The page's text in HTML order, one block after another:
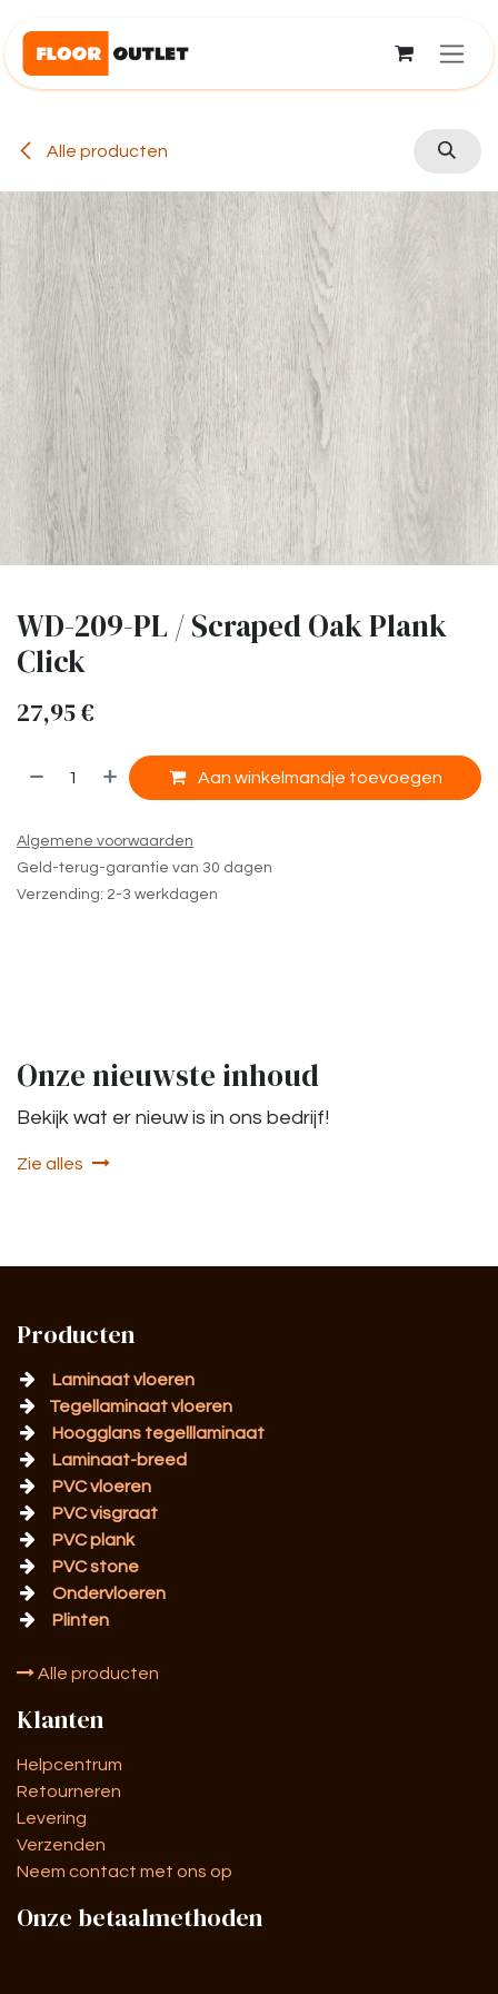
Alle producten
WD-209-PL / Scraped Oak Plank
Click
27,95€
Aan winkelmandje toevoegen
Algemene voorwaarden
Geld-terug-garantie van 30 dagen
Verzending: 2-3 werkdagen
Onze nieuwste inhoud
Bekijk wat er nieuw is in ons bedrijf!
Zie alles
Producten
Laminaat vloeren
Tegellaminaat vloeren
Hoogglans tegelllaminaat
Laminaat-breed
PVC vloeren
PVC visgraat
PVC plank
PVC stone
Ondervloeren
Plinten
Alle producten
Klanten
Helpcentrum
Retourneren
Levering
Verzenden
Neem contact met ons op
Onze betaalmethoden